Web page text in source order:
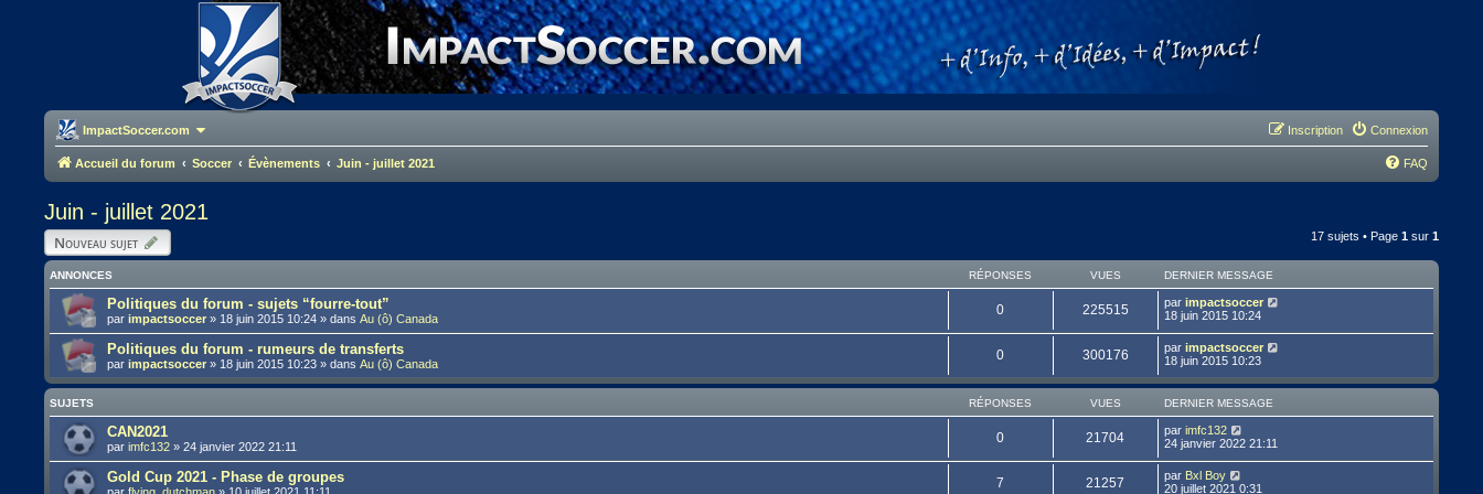
ImpactSoccer.com Connexion
Inscription
Accueil du forum Soccer Évènements Juin - juillet 2021 FAQ
Juin - juillet 2021
Nouveau sujet 17 sujets • Page 1sur 1
ANNONCES RÉPONSES VUES DERNIER MESSAGE
Politiques du forum - sujets “fourre-tout”
parimpactsoccer » 18 juin 2015 10:24 » dansAu (ô) Canada
0 225515 par impactsoccer
18 juin 2015 10:24
Politiques du forum - rumeurs de transferts
parimpactsoccer » 18 juin 2015 10:23 » dansAu (ô) Canada
0 300176 par impactsoccer
18 juin 2015 10:23
SUJETS RÉPONSES VUES DERNIER MESSAGE
CAN2021
parimfc132 »24 janvier 2022 21:11
0 21704 par imfc132
24 janvier 2022 21:11
Gold Cup 2021 - Phase de groupes 7 21257 par Bxl Boy
20 juillet 2021 0:31